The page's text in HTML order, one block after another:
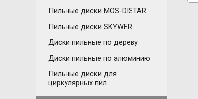
Пильные диски MOS-DISTAR
Пильные диски SKYWER
Диски пильные по дереву
Диски пильные по алюминию
Пильные диски для
циркулярных пил